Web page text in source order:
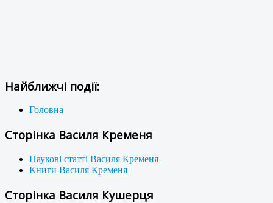
Найближчі події:
Головна
Сторінка Василя Кременя
Наукові статті Василя Кременя
Книги Василя Кременя
Сторінка Василя Кушерця